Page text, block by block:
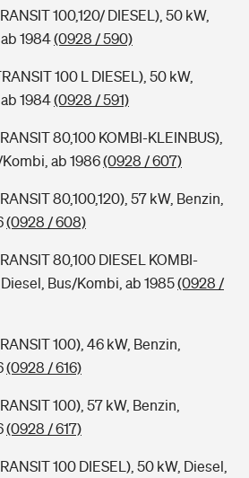
100,120/ DIESEL), 50 kW,
1984(0928 / 590)
100 L DIESEL), 50 kW,
1984(0928 / 591)
80,100 KOMBI-KLEINBUS),
ab 1986(0928 / 607)
80,100,120), 57 kW, Benzin,
(0928 / 608)
80,100 DIESEL KOMBI-
Bus/Kombi, ab 1985(0928 /
100), 46 kW, Benzin,
(0928 / 616)
100), 57 kW, Benzin,
(0928 / 617)
100 DIESEL), 50 kW, Diesel,